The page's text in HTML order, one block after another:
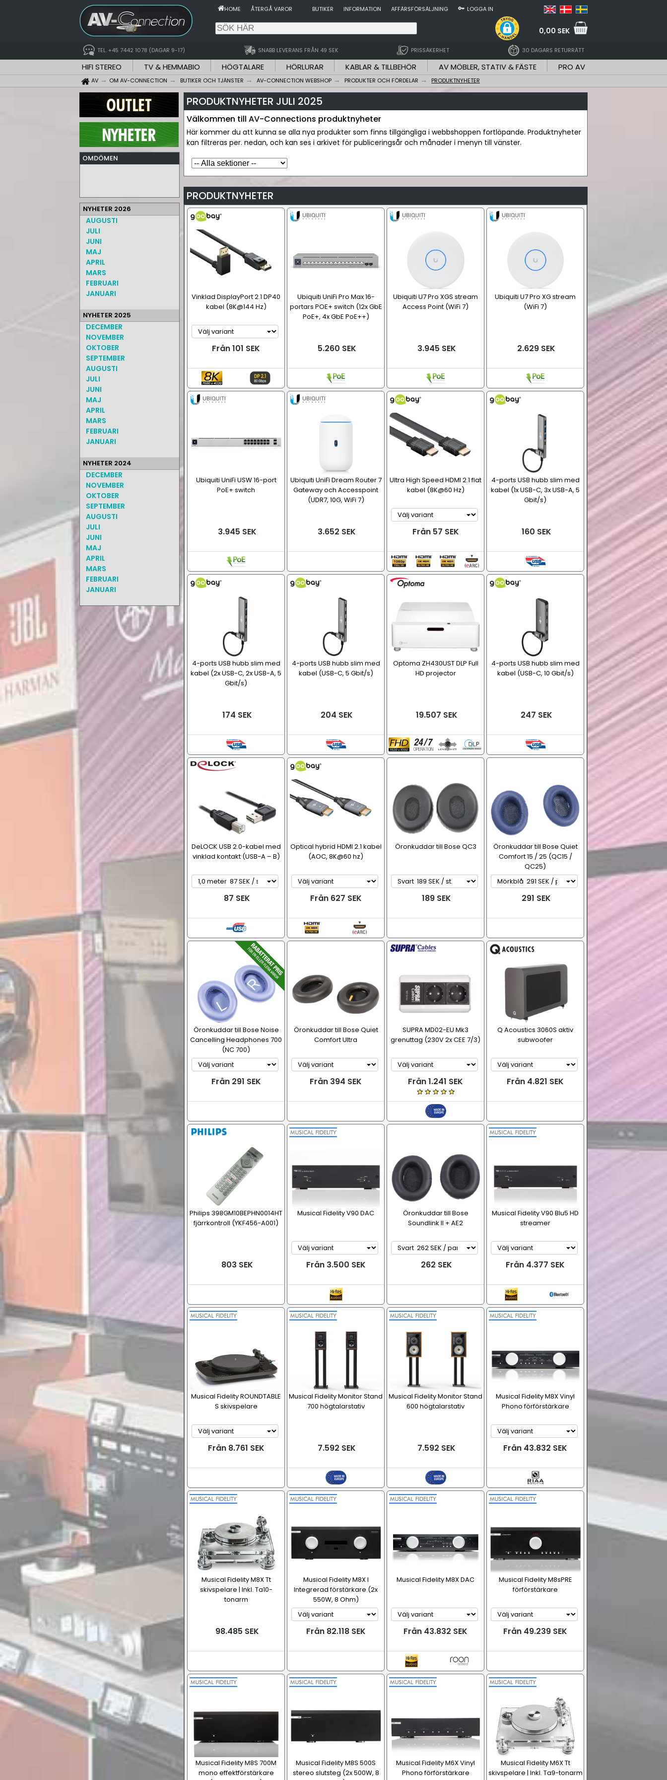
HOME ÅTERGÅ VAROR BUTIKER INFORMATION AFFÄRSFÖRSÄLJNING LOGGA IN
0,00 SEK
TEL. +45 7442 1078 (DAGAR 9-17) SNABB LEVERANS FRÅN 49 SEK PRISSÄKERHET 30 DAGARS RETURRÄTT
HIFI STEREO TV & HEMMABIO HÖGTALARE HÖRLURAR KABLAR & TILLBEHÖR AV MÖBLER, STATIV & FÄSTE PRO AV
AV OM AV-CONNECTION BUTIKER OCH TJÄNSTER AV-CONNECTION WEBSHOP PRODUKTER OCH FÖRDELAR PRODUKTNYHETER
OMDÖMEN
NYHETER 2026
AUGUSTI
JULI
JUNI
MAJ
APRIL
MARS
FEBRUARI
JANUARI
NYHETER 2025
DECEMBER
NOVEMBER
OKTOBER
SEPTEMBER
AUGUSTI
JULI
JUNI
MAJ
APRIL
MARS
FEBRUARI
JANUARI
NYHETER 2024
DECEMBER
NOVEMBER
OKTOBER
SEPTEMBER
AUGUSTI
JULI
JUNI
MAJ
APRIL
MARS
FEBRUARI
JANUARI
PRODUKTNYHETER JULI 2025
Välkommen till AV-Connections produktnyheter
Här kommer du att kunna se alla nya produkter som finns tillgängliga i webbshoppen fortlöpande. Produktnyheter
kan filtreras per. nedan, och kan ses i arkivet för publiceringsår och månader i menyn till vänster.
PRODUKTNYHETER
Vinklad DisplayPort 2.1 DP40
kabel (8K@144 Hz)
Från 101 SEK
Ubiquiti UniFi Pro Max 16-
portars POE+ switch (12x GbE
PoE+, 4x GbE PoE++)
5.260 SEK
Ubiquiti U7 Pro XGS stream
Access Point (WiFi 7)
3.945 SEK
Ubiquiti U7 Pro XG stream
(WiFi 7)
2.629 SEK
Ubiquiti UniFi USW 16-port
PoE+ switch
3.945 SEK
Ubiquiti UniFi Dream Router 7
Gateway och Accesspoint
(UDR7, 10G, WiFi 7)
3.652 SEK
Ultra High Speed HDMI 2.1 flat
kabel (8K@60 Hz)
Från 57 SEK
4-ports USB hubb slim med
kabel (1x USB-C, 3x USB-A, 5
Gbit/s)
160 SEK
4-ports USB hubb slim med
kabel (2x USB-C, 2x USB-A, 5
Gbit/s)
174 SEK
4-ports USB hubb slim med
kabel (USB-C, 5 Gbit/s)
204 SEK
Optoma ZH430UST DLP Full
HD projector
19.507 SEK
4-ports USB hubb slim med
kabel (USB-C, 10 Gbit/s)
247 SEK
DeLOCK USB 2.0-kabel med
vinklad kontakt (USB-A – B)
87 SEK
Optical hybrid HDMI 2.1 kabel
(AOC, 8K@60 hz)
Från 627 SEK
Öronkuddar till Bose QC3
189 SEK
Öronkuddar till Bose Quiet
Comfort 15 / 25 (QC15 /
QC25)
291 SEK
Öronkuddar till Bose Noise
Cancelling Headphones 700
(NC 700)
Från 291 SEK
Öronkuddar till Bose Quiet
Comfort Ultra
Från 394 SEK
SUPRA MD02-EU Mk3
grenuttag (230V 2x CEE 7/3)
Från 1.241 SEK
Q Acoustics 3060S aktiv
subwoofer
Från 4.821 SEK
Philips 398GM10BEPHN0014HT
fjärrkontroll (YKF456-A001)
803 SEK
Musical Fidelity V90 DAC
Från 3.500 SEK
Öronkuddar till Bose
Soundlink II + AE2
262 SEK
Musical Fidelity V90 Blu5 HD
streamer
Från 4.377 SEK
Musical Fidelity ROUNDTABLE
S skivspelare
Från 8.761 SEK
Musical Fidelity Monitor Stand
700 högtalarstativ
7.592 SEK
Musical Fidelity Monitor Stand
600 högtalarstativ
7.592 SEK
Musical Fidelity M8X Vinyl
Phono förförstärkare
Från 43.832 SEK
Musical Fidelity M8X Tt
skivspelare | Inkl. Ta10-
tonarm
98.485 SEK
Musical Fidelity M8X I
Integrerad förstärkare (2x
550W, 8 Ohm)
Från 82.118 SEK
Musical Fidelity M8X DAC
Från 43.832 SEK
Musical Fidelity M8sPRE
förförstärkare
Från 49.239 SEK
Musical Fidelity M8S 700M
mono effektförstärkare
Musical Fidelity M8S 500S
stereo slutsteg (2x 500W, 8
Musical Fidelity M6X Vinyl
Phono förförstärkare
Musical Fidelity M6X Tt
skivspelare | Inkl. Ta9-tonarm